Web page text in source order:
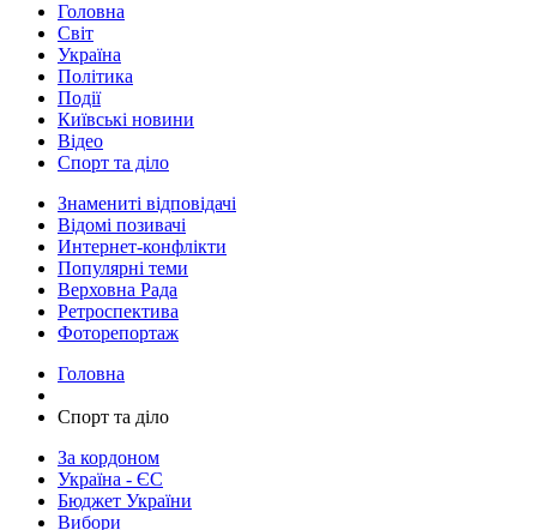
Головна
Світ
Україна
Політика
Події
Київські новини
Відео
Спорт та діло
Знамениті відповідачі
Відомі позивачі
Интернет-конфлікти
Популярні теми
Верховна Рада
Ретроспектива
Фоторепортаж
Головна
Спорт та діло
За кордоном
Україна - ЄС
Бюджет України
Вибори